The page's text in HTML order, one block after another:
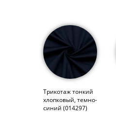
Трикотаж тонкий
хлопковый, темно-
синий (014297)